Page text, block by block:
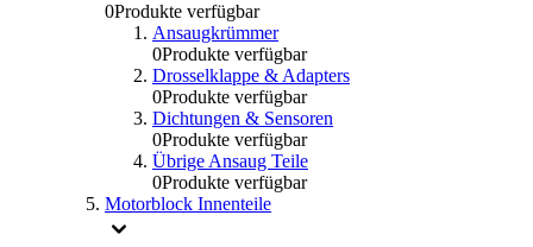
0Produkte verfügbar
Ansaugkrümmer
0Produkte verfügbar
Drosselklappe & Adapters
0Produkte verfügbar
Dichtungen & Sensoren
0Produkte verfügbar
Übrige Ansaug Teile
0Produkte verfügbar
Motorblock Innenteile